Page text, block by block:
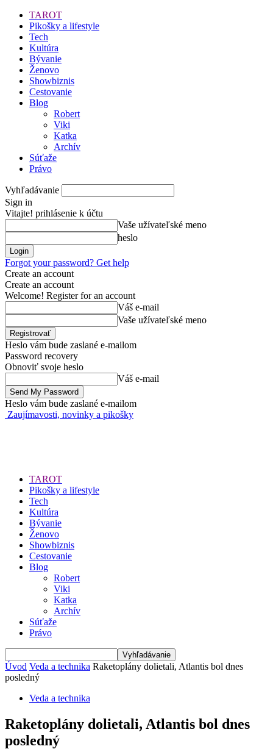
TAROT
Pikošky a lifestyle
Tech
Kultúra
Bývanie
Ženovo
Showbiznis
Cestovanie
Blog
Robert
Viki
Katka
Archív
Súťaže
Právo
Vyhľadávanie
Sign in
Vitajte! prihlásenie k účtu
Vaše užívateľské meno
heslo
Forgot your password? Get help
Create an account
Create an account
Welcome! Register for an account
Váš e-mail
Vaše užívateľské meno
Heslo vám bude zaslané e-mailom
Password recovery
Obnoviť svoje heslo
Váš e-mail
Heslo vám bude zaslané e-mailom
Zaujímavosti, novinky a pikošky
TAROT
Pikošky a lifestyle
Tech
Kultúra
Bývanie
Ženovo
Showbiznis
Cestovanie
Blog
Robert
Viki
Katka
Archív
Súťaže
Právo
Úvod Veda a technika Raketoplány dolietali, Atlantis bol dnes
posledný
Veda a technika
Raketoplány dolietali, Atlantis bol dnes
posledný